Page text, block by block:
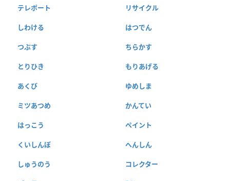
テレポート リサイクル
しわける はつでん
つぶす ちらかす
とりひき もりあげる
あくび ゆめしま
ミツあつめ かんてい
はっこう ペイント
くいしんぼ へんしん
しゅうのう コレクター